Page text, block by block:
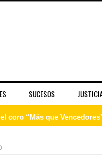
SUCESOS
coro “Más que